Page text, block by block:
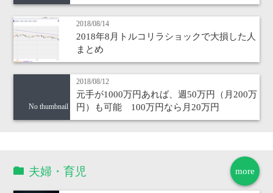
2018/08/14
2018年8月トルコリラショックで大損した人
まとめ
No thumbnail
2018/08/12
元手が1000万円あれば、週50万円（月200万
円）も可能 100万円なら月20万円
more
夫婦・育児